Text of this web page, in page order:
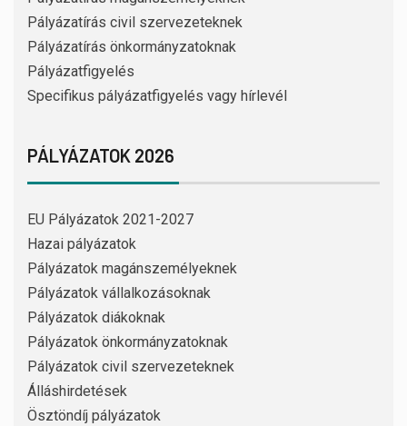
Pályázatírás civil szervezeteknek
Pályázatírás önkormányzatoknak
Pályázatfigyelés
Specifikus pályázatfigyelés vagy hírlevél
PÁLYÁZATOK 2026
EU Pályázatok 2021-2027
Hazai pályázatok
Pályázatok magánszemélyeknek
Pályázatok vállalkozásoknak
Pályázatok diákoknak
Pályázatok önkormányzatoknak
Pályázatok civil szervezeteknek
Álláshirdetések
Ösztöndíj pályázatok